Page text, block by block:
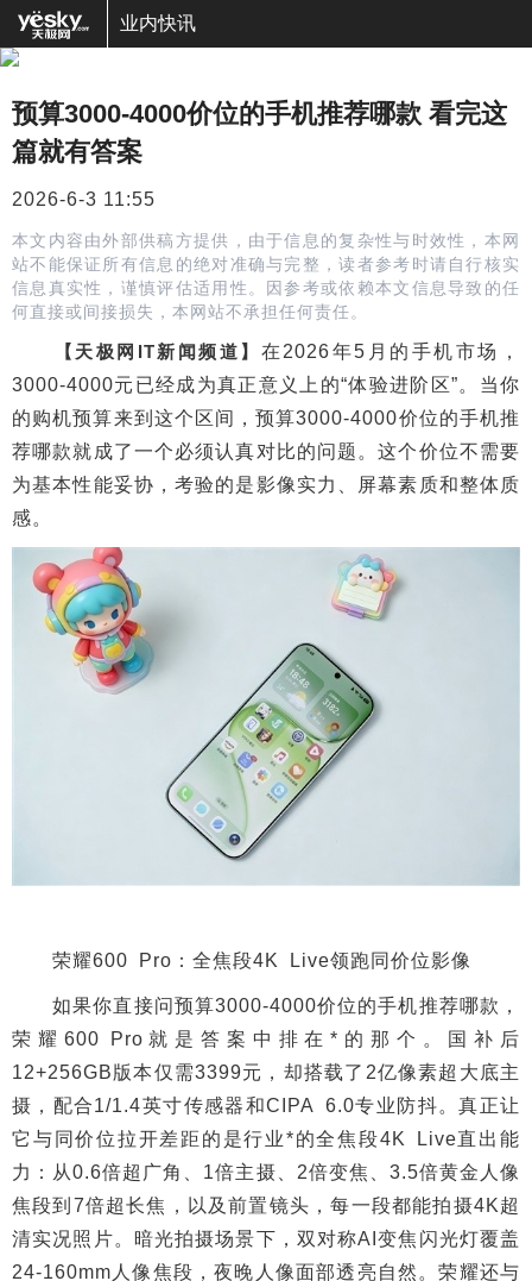
业内快讯
预算3000-4000价位的手机推荐哪款 看完这
篇就有答案
2026-6-3 11:55
本文内容由外部供稿方提供，由于信息的复杂性与时效性，本网
站不能保证所有信息的绝对准确与完整，读者参考时请自行核实
信息真实性，谨慎评估适用性。因参考或依赖本文信息导致的任
何直接或间接损失，本网站不承担任何责任。
【天极网IT新闻频道】 在2026年5月的手机市场，
3000-4000元已经成为真正意义上的“体验进阶区”。当你
的购机预算来到这个区间，预算3000-4000价位的手机推
荐哪款就成了一个必须认真对比的问题。这个价位不需要
为基本性能妥协，考验的是影像实力、屏幕素质和整体质
感。
荣耀600 Pro：全焦段4K Live领跑同价位影像
如果你直接问预算3000-4000价位的手机推荐哪款，
荣耀600 Pro就是答案中排在*的那个。国补后
12+256GB版本仅需3399元，却搭载了2亿像素超大底主
摄，配合1/1.4英寸传感器和CIPA 6.0专业防抖。真正让
它与同价位拉开差距的是行业*的全焦段4K Live直出能
力：从0.6倍超广角、1倍主摄、2倍变焦、3.5倍黄金人像
焦段到7倍超长焦，以及前置镜头，每一段都能拍摄4K超
清实况照片。暗光拍摄场景下，双对称AI变焦闪光灯覆盖
24-160mm人像焦段，夜晚人像面部透亮自然。荣耀还与